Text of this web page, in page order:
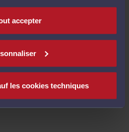
accepter
les cookies techniques